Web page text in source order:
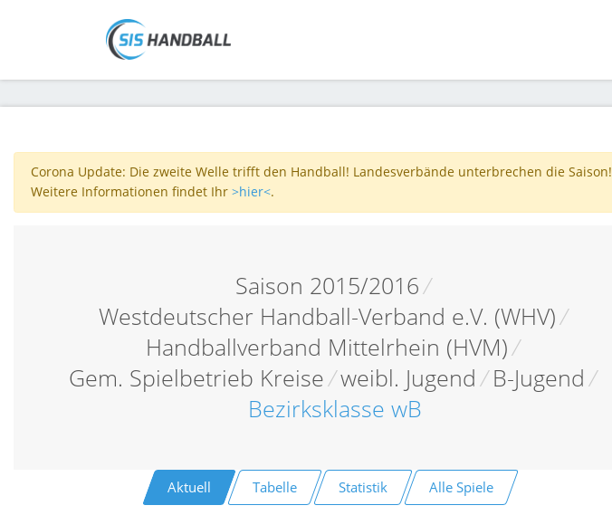
Corona Update: Die zweite Welle trifft den Handball! Landesverbände unterbrechen die Saison!
Weitere Informationen findet Ihr >hier<.
Saison 2015/2016/
Westdeutscher Handball-Verband e.V. (WHV)/
Handballverband Mittelrhein (HVM)/
Gem. Spielbetrieb Kreise/weibl. Jugend / B-Jugend /
Bezirksklasse wB
Aktuell Tabelle Statistik Alle Spiele